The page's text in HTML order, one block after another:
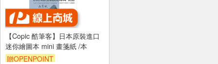
【Copic 酷筆客】日本原裝進口
迷你繪圖本 mini 畫箋紙 /本
贈OPENPOINT